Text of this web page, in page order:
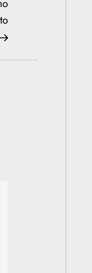
Post